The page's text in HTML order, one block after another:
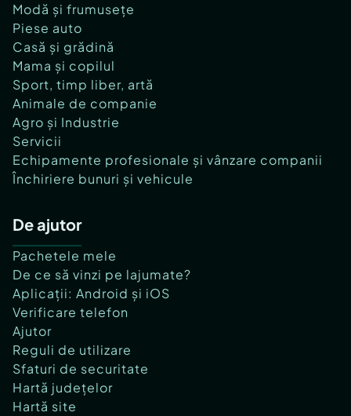
Modă și frumusețe
Piese auto
Casă și grădină
Mama și copilul
Sport, timp liber, artă
Animale de companie
Agro și Industrie
Servicii
Echipamente profesionale și vânzare companii
Închiriere bunuri și vehicule
De ajutor
Pachetele mele
De ce să vinzi pe lajumate?
Aplicații: Android și iOS
Verificare telefon
Ajutor
Reguli de utilizare
Sfaturi de securitate
Hartă județelor
Hartă site